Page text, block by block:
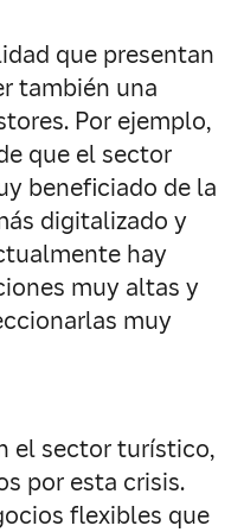
que presentan
también una
Por ejemplo,
que el sector
beneficiado de la
digitalizado y
hay
muy altas y
muy
el sector turístico,
por esta crisis.
flexibles que